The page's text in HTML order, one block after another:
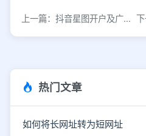
上一篇：抖音星图开户及广告跳转链接生成流程
热门文章
如何将长网址转为短网址